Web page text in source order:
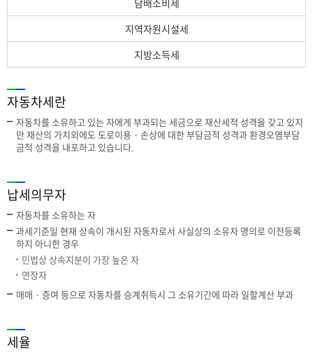
담배소비세
지역자원시설세
지방소득세
자동차세란
자동차를 소유하고 있는 자에게 부과되는 세금으로 재산세적 성격을 갖고 있지
만 재산의 가치외에도 도로이용 · 손상에 대한 부담금적 성격과 환경오염부담
금적 성격을 내포하고 있습니다.
납세의무자
자동차를 소유하는 자
과세기준일 현재 상속이 개시된 자동차로서 사실상의 소유자 명의로 이전등록
하지 아니한 경우
민법상 상속지분이 가장 높은 자
연장자
매매 · 증여 등으로 자동차를 승계취득시 그 소유기간에 따라 일할계산 부과
세율